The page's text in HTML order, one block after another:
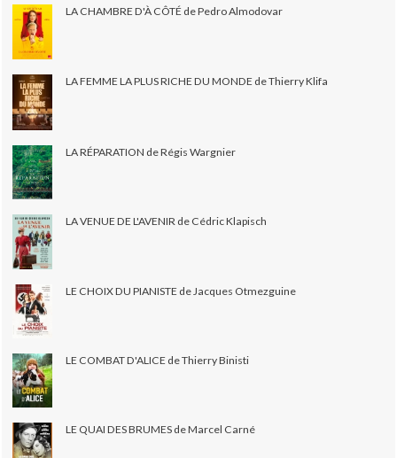
LA CHAMBRE D'À CÔTÉ de Pedro Almodovar
LA FEMME LA PLUS RICHE DU MONDE de Thierry Klifa
LA RÉPARATION de Régis Wargnier
LA VENUE DE L'AVENIR de Cédric Klapisch
LE CHOIX DU PIANISTE de Jacques Otmezguine
LE COMBAT D'ALICE de Thierry Binisti
LE QUAI DES BRUMES de Marcel Carné